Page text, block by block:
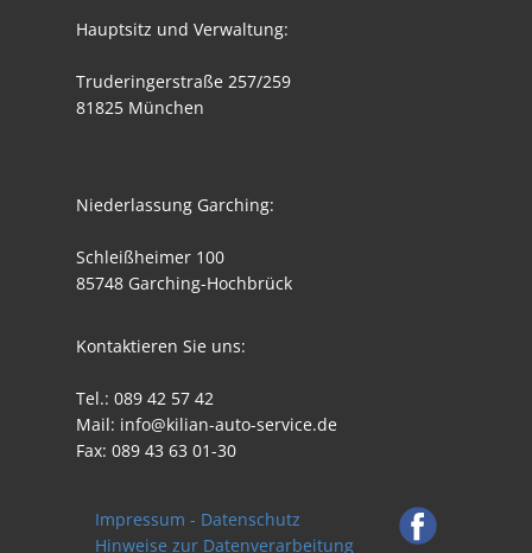
Hauptsitz und Verwaltung:
Truderingerstraße 257/259
81825 München
Niederlassung Garching:
Schleißheimer 100
85748 Garching-Hochbrück
Kontaktieren Sie uns:
Tel.: 089 42 57 42
Mail: info@kilian-auto-service.de
Fax: 089 43 63 01-30
Impressum - Datenschutz
Hinweise zur Datenverarbeitung